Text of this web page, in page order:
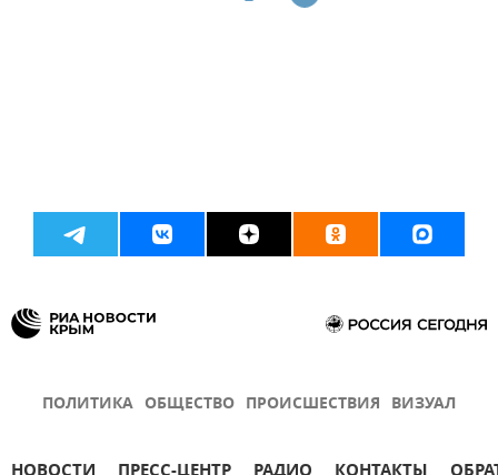
ПОЛИТИКА ОБЩЕСТВО ПРОИСШЕСТВИЯ ВИЗУАЛ